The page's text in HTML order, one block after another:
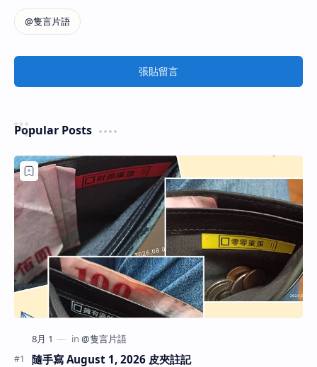
張貼留言
Popular Posts
隨手寫 August 1, 2026 皮夾註記